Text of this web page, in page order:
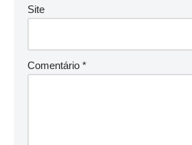
Site
Comentário *